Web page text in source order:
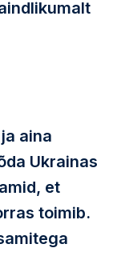
aina
Ukrainas
et
toimib.